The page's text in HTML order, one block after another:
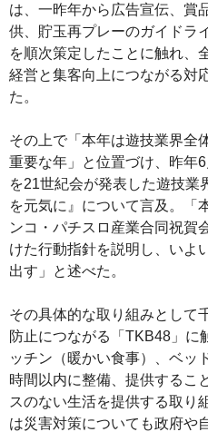
は、一昨年から広告宣伝、賞
供、貯玉再プレーのガイドラ
を順次策定したことに触れ、
経営と集客向上につながる対
た。
その上で「本年は遊技業界全
重要な年」と位置づけ、昨年
を21世紀会が発表した遊技業
を元気に』について言及。「
ンコ・パチスロ産業合同祝賀
けた行動指針を説明し、いよ
出す」と述べた。
その具体的な取り組みとして
防止につながる「TKB48」に
ッチン（暖かい食事）、ベッ
時間以内に整備、提供するこ
スのない生活を提供する取り
は災害対策についても政府や